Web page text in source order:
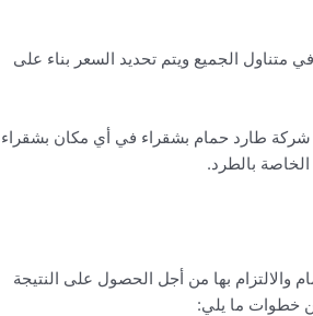
الجميع ويتم تحديد السعر بناء على
طارد حمام بشقراء في أي مكان بشقراء
بالطرد.
والالتزام بها من أجل الحصول على النتيجة
خطوات ما يلي: